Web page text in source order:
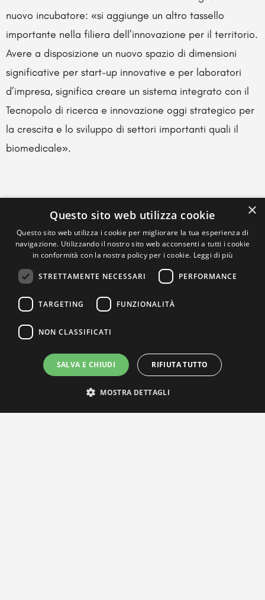
nuovo incubatore: «si aggiunge un altro tassello
importante nella filiera dell’innovazione per il territorio.
Avere a disposizione un nuovo spazio di dimensioni
significative per start-up innovative e per laboratori
d’impresa, significa creare un sistema integrato con il
Tecnopolo di ricerca e innovazione oggi strategico per
la crescita e lo sviluppo di settori importanti quali il
biomedicale».
×
Questo sito web utilizza cookie
Questo sito web utilizza i cookie per migliorare la tua esperienza di
navigazione. Utilizzando il nostro sito web acconsenti a tutti i cookie
in conformità con la nostra policy per i cookie. Leggi di più
STRETTAMENTE NECESSARI PERFORMANCE
TARGETING FUNZIONALITÀ
NON CLASSIFICATI
SALVA E CHIUDI RIFIUTA TUTTO
MOSTRA DETTAGLI